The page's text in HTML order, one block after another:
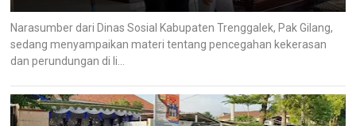
Narasumber dari Dinas Sosial Kabupaten Trenggalek, Pak Gilang,
sedang menyampaikan materi tentang pencegahan kekerasan
dan perundungan di li...